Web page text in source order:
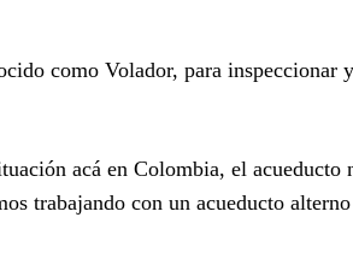
como Volador, para inspeccionar
acá en Colombia, el acueducto
trabajando con un acueducto